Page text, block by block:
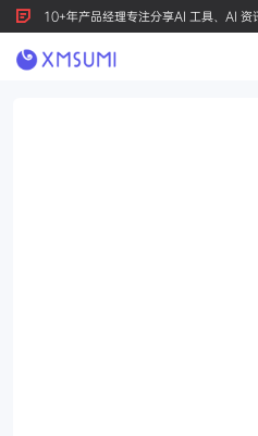
10+年产品经理专注分享AI 工具、AI
产品创新，按 Ctrl+D 收藏我们